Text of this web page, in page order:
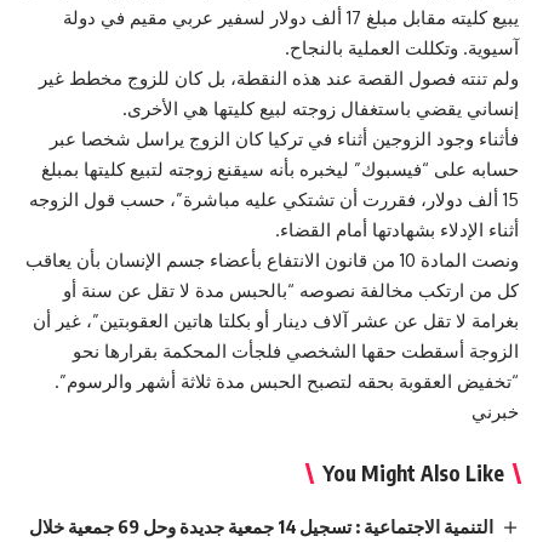
يبيع كليته مقابل مبلغ 17 ألف دولار لسفير عربي مقيم في دولة
آسيوية. وتكللت العملية بالنجاح.
ولم تنته فصول القصة عند هذه النقطة، بل كان للزوج مخطط غير
إنساني يقضي باستغفال زوجته لبيع كليتها هي الأخرى.
فأثناء وجود الزوجين أثناء في تركيا كان الزوج يراسل شخصا عبر
حسابه على “فيسبوك” ليخبره بأنه سيقنع زوجته لتبيع كليتها بمبلغ
15 ألف دولار، فقررت أن تشتكي عليه مباشرة”، حسب قول الزوجه
أثناء الإدلاء بشهادتها أمام القضاء.
ونصت المادة 10 من قانون الانتفاع بأعضاء جسم الإنسان بأن يعاقب
كل من ارتكب مخالفة نصوصه “بالحبس مدة لا تقل عن سنة أو
بغرامة لا تقل عن عشر آلاف دينار أو بكلتا هاتين العقوبتين”، غير أن
الزوجة أسقطت حقها الشخصي فلجأت المحكمة بقرارها نحو
“تخفيض العقوبة بحقه لتصبح الحبس مدة ثلاثة أشهر والرسوم”.
خبرني
You Might Also Like
التنمية الاجتماعية : تسجيل 14 جمعية جديدة وحل 69 جمعية خلال